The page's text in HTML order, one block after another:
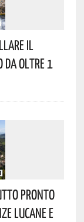
Il
Da Oltre 1
Pronto
Lucane E